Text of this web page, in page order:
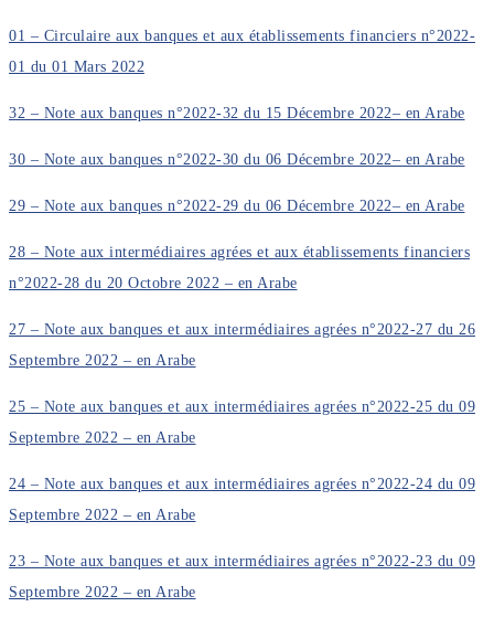
01 – Circulaire aux banques et aux établissements financiers n°2022-
01 du 01 Mars 2022
32 – Note aux banques n°2022-32 du 15 Décembre 2022– en Arabe
30 – Note aux banques n°2022-30 du 06 Décembre 2022– en Arabe
29 – Note aux banques n°2022-29 du 06 Décembre 2022– en Arabe
28 – Note aux intermédiaires agrées et aux établissements financiers
n°2022-28 du 20 Octobre 2022 – en Arabe
27 – Note aux banques et aux intermédiaires agrées n°2022-27 du 26
Septembre 2022 – en Arabe
25 – Note aux banques et aux intermédiaires agrées n°2022-25 du 09
Septembre 2022 – en Arabe
24 – Note aux banques et aux intermédiaires agrées n°2022-24 du 09
Septembre 2022 – en Arabe
23 – Note aux banques et aux intermédiaires agrées n°2022-23 du 09
Septembre 2022 – en Arabe